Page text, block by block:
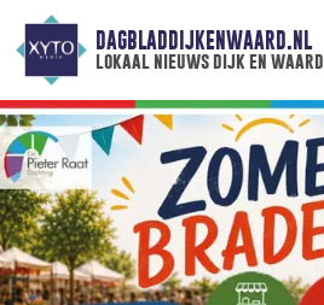
DAGBLADDIJKENWAARD.NL
lokaal nieuws dijk en waard